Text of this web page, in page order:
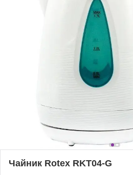
Чайник Rotex RKT04-G